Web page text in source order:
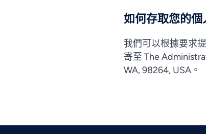
如何存取您的個
我們可以根據要求
寄至 The
WA, 98264, USA。